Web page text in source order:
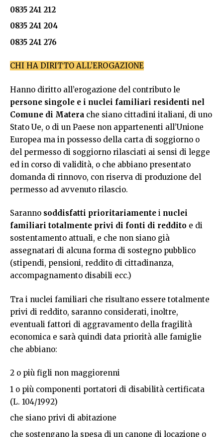
0835 241 212
0835 241 204
0835 241 276
CHI HA DIRITTO ALL’EROGAZIONE
Hanno diritto all’erogazione del contributo le
persone singole e i nuclei familiari residenti nel
Comune di Matera che siano cittadini italiani, di uno
Stato Ue, o di un Paese non appartenenti all’Unione
Europea ma in possesso della carta di soggiorno o
del permesso di soggiorno rilasciati ai sensi di legge
ed in corso di validità, o che abbiano presentato
domanda di rinnovo, con riserva di produzione del
permesso ad avvenuto rilascio.
Saranno soddisfatti prioritariamente i nuclei
familiari totalmente privi di fonti di reddito e di
sostentamento attuali, e che non siano già
assegnatari di alcuna forma di sostegno pubblico
(stipendi, pensioni, reddito di cittadinanza,
accompagnamento disabili ecc.)
Tra i nuclei familiari che risultano essere totalmente
privi di reddito, saranno considerati, inoltre,
eventuali fattori di aggravamento della fragilità
economica e sarà quindi data priorità alle famiglie
che abbiano:
2 o più figli non maggiorenni
1 o più componenti portatori di disabilità certificata
(L. 104/1992)
che siano privi di abitazione
che sostengano la spesa di un canone di locazione o